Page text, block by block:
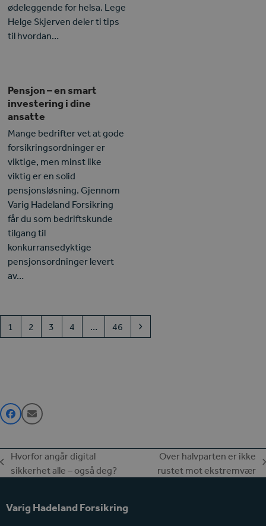
ødeleggende for helsa. Lege
Helge Skjerven deler ti tips
til hvordan…
Pensjon – en smart
investering i dine
ansatte
Mange bedrifter vet at gode
forsikringsordninger er
viktige, men minst like
viktig er en solid
pensjonsløsning. Gjennom
Varig Hadeland Forsikring
får du som bedriftskunde
tilgang til
konkurransedyktige
pensjonsordninger levert
av…
Page
1 Page
2 Page
3 Page
4 … Page
46
previous
Hvorfor angår digital
sikkerhet alle – også deg?
Over halvparten er ikke
rustet mot ekstremvær
Varig Hadeland Forsikring